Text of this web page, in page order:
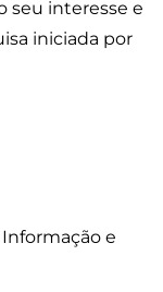
seu interesse e
iniciada por
e